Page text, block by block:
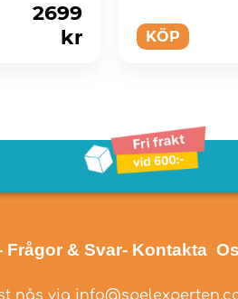
2699
kr
KÖP
Frågor & Svar- Kontakta